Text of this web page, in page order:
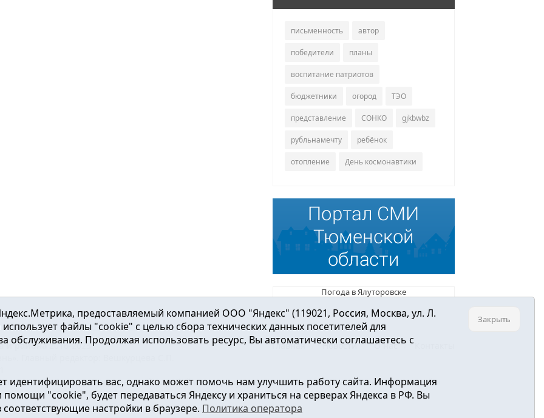
письменность автор
победители планы
воспитание патриотов
бюджетники огород ТЭО
представление СОНКО gjkbwbz
рубльнамечту ребёнок
отопление День космонавтики
Погода в Ялуторовске
Главная Новости О нас
и района2016-2023
Главный редактор: Вешкурцева С.П.
24.02.2016г. выдан Федеральной службой по надзору в сфере связи, информационных технологий и
предоставляемый компанией ООО "Яндекс" (119021, Россия, Москва, ул. Л.
файлы "cookie" с целью сбора технических данных посетителей для
обслуживания. Продолжая использовать ресурс, Вы автоматически соглашаетесь с
вас, однако может помочь нам улучшить работу сайта. Информация
"cookie", будет передаваться Яндексу и храниться на серверах Яндекса в РФ. Вы
настройки в браузере. Политика оператора
Закрыть